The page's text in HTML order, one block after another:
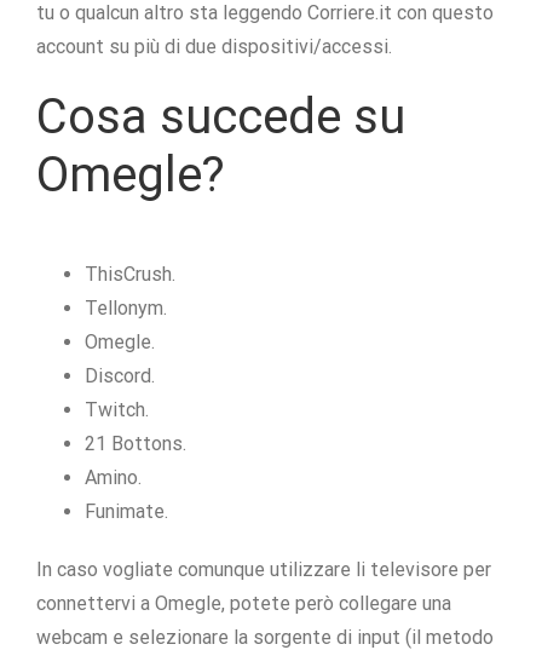
tu o qualcun altro sta leggendo Corriere.it con questo
account su più di due dispositivi/accessi.
Cosa succede su
Omegle?
ThisCrush.
Tellonym.
Omegle.
Discord.
Twitch.
21 Bottons.
Amino.
Funimate.
In caso vogliate comunque utilizzare li televisore per
connettervi a Omegle, potete però collegare una
webcam e selezionare la sorgente di input (il metodo